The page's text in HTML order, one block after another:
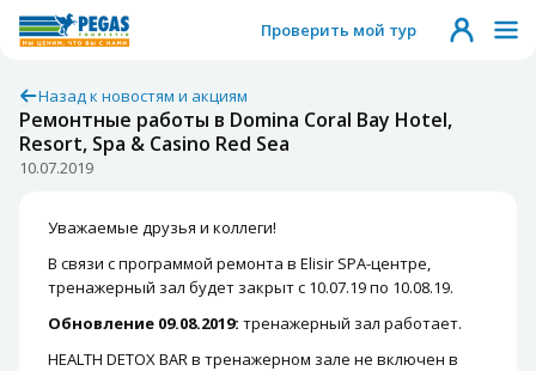
Проверить мой тур
Назад к новостям и акциям
Ремонтные работы в Domina Coral Bay Hotel,
Resort, Spa & Casino Red Sea
10.07.2019
Уважаемые друзья и коллеги!
В связи с программой ремонта в Elisir SPA-центре,
тренажерный зал будет закрыт с 10.07.19 по 10.08.19.
Обновление 09.08.2019: тренажерный зал работает.
HEALTH DETOX BAR в тренажерном зале не включен в